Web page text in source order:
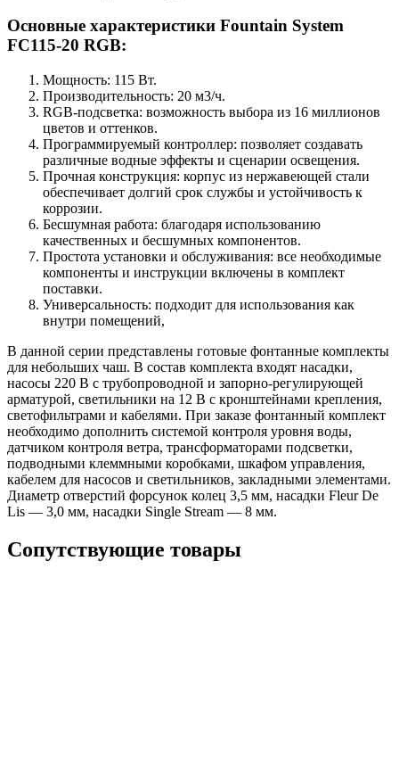
Основные характеристики Fountain System
FC115-20 RGB:
Мощность: 115 Вт.
Производительность: 20 м3/ч.
RGB-подсветка: возможность выбора из 16 миллионов
цветов и оттенков.
Программируемый контроллер: позволяет создавать
различные водные эффекты и сценарии освещения.
Прочная конструкция: корпус из нержавеющей стали
обеспечивает долгий срок службы и устойчивость к
коррозии.
Бесшумная работа: благодаря использованию
качественных и бесшумных компонентов.
Простота установки и обслуживания: все необходимые
компоненты и инструкции включены в комплект
поставки.
Универсальность: подходит для использования как
внутри помещений,
В данной серии представлены готовые фонтанные комплекты
для небольших чаш. В состав комплекта входят насадки,
насосы 220 В с трубопроводной и запорно-регулирующей
арматурой, светильники на 12 В с кронштейнами крепления,
светофильтрами и кабелями. При заказе фонтанный комплект
необходимо дополнить системой контроля уровня воды,
датчиком контроля ветра, трансформаторами подсветки,
подводными клеммными коробками, шкафом управления,
кабелем для насосов и светильников, закладными элементами.
Диаметр отверстий форсунок колец 3,5 мм, насадки Fleur De
Lis — 3,0 мм, насадки Single Stream — 8 мм.
Сопутствующие товары